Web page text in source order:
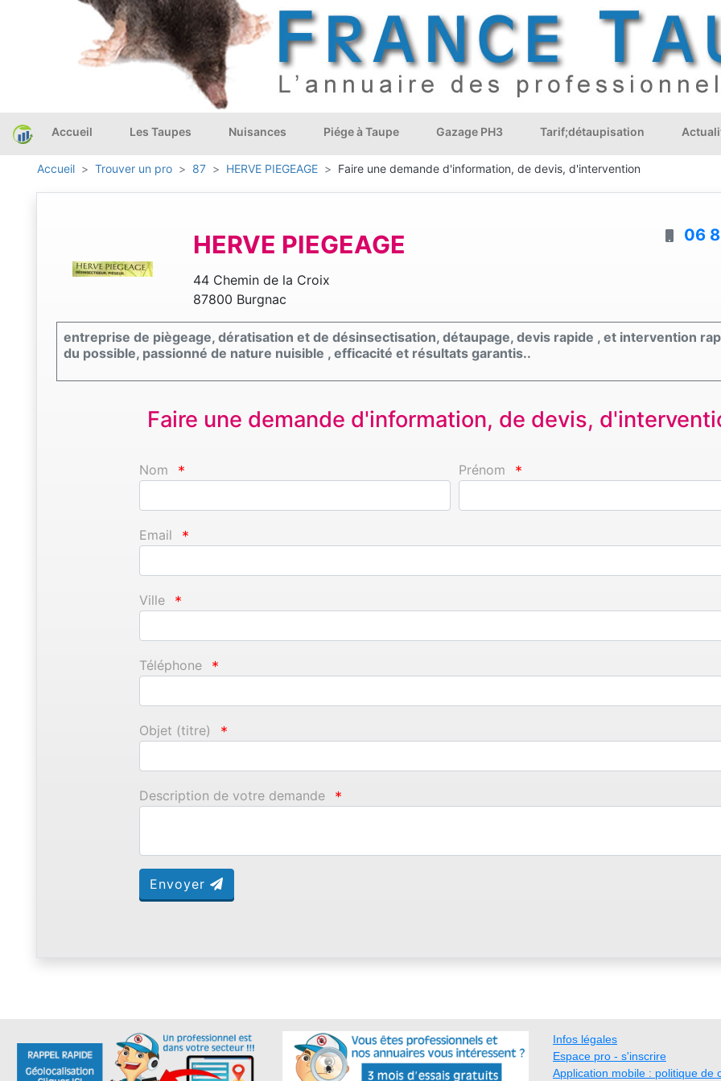
Accueil Les Taupes Nuisances Piége à Taupe Gazage PH3 Tarif;détaupisation
Accueil Trouver un pro 87 HERVE PIEGEAGE Faire une demande d'information, de devis, d'intervention
HERVE PIEGEAGE
44 Chemin de la Croix
87800 Burgnac
06
entreprise de piègeage, dératisation et de désinsectisation, détaupage, devis rapide , et intervention
du possible, passionné de nature nuisible , efficacité et résultats garantis..
Faire une demande d'information, de devis,
Nom * Prénom *
Email *
Ville *
Téléphone *
Objet (titre) *
Description de votre demande *
Envoyer
Infos légales
Espace pro - s'inscrire
Application mobile : politique de